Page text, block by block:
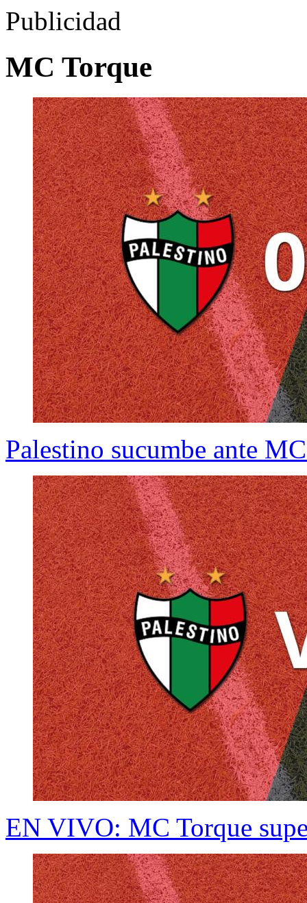
Publicidad
MC Torque
Palestino sucumbe ante
EN VIVO: MC Torque